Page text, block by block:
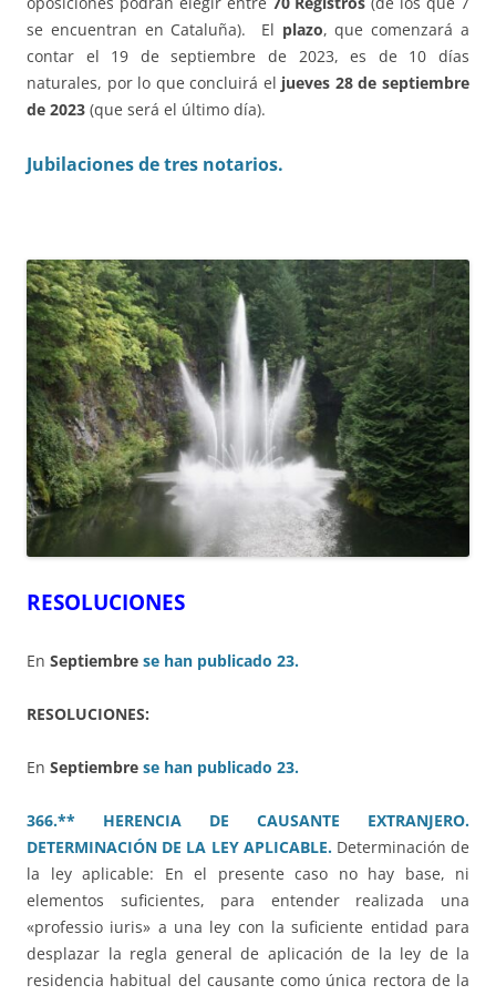
se encuentran en Cataluña). El plazo, que comenzará a
contar el 19 de septiembre de 2023, es de 10 días
naturales, por lo que concluirá el jueves 28 de septiembre
de 2023 (que será el último día).
Jubilaciones de tres notarios.
RESOLUCIONES
En Septiembre se han publicado 23.
RESOLUCIONES:
En Septiembre se han publicado 23.
366.** HERENCIA DE CAUSANTE EXTRANJERO.
DETERMINACIÓN DE LA LEY APLICABLE.Determinación de
la ley aplicable: En el presente caso no hay base, ni
elementos suficientes, para entender realizada una
«professio iuris» a una ley con la suficiente entidad para
desplazar la regla general de aplicación de la ley de la
residencia habitual del causante como única rectora de la